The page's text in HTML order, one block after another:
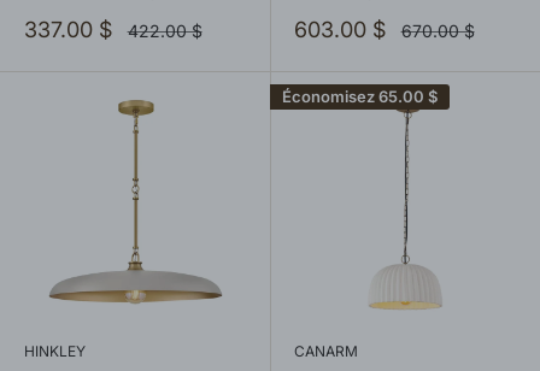
Prix
337.00 $
Prix
422.00 $
Prix
603.00 $
Prix
670.00 $
HINKLEY
Économisez65.00 $
CANARM